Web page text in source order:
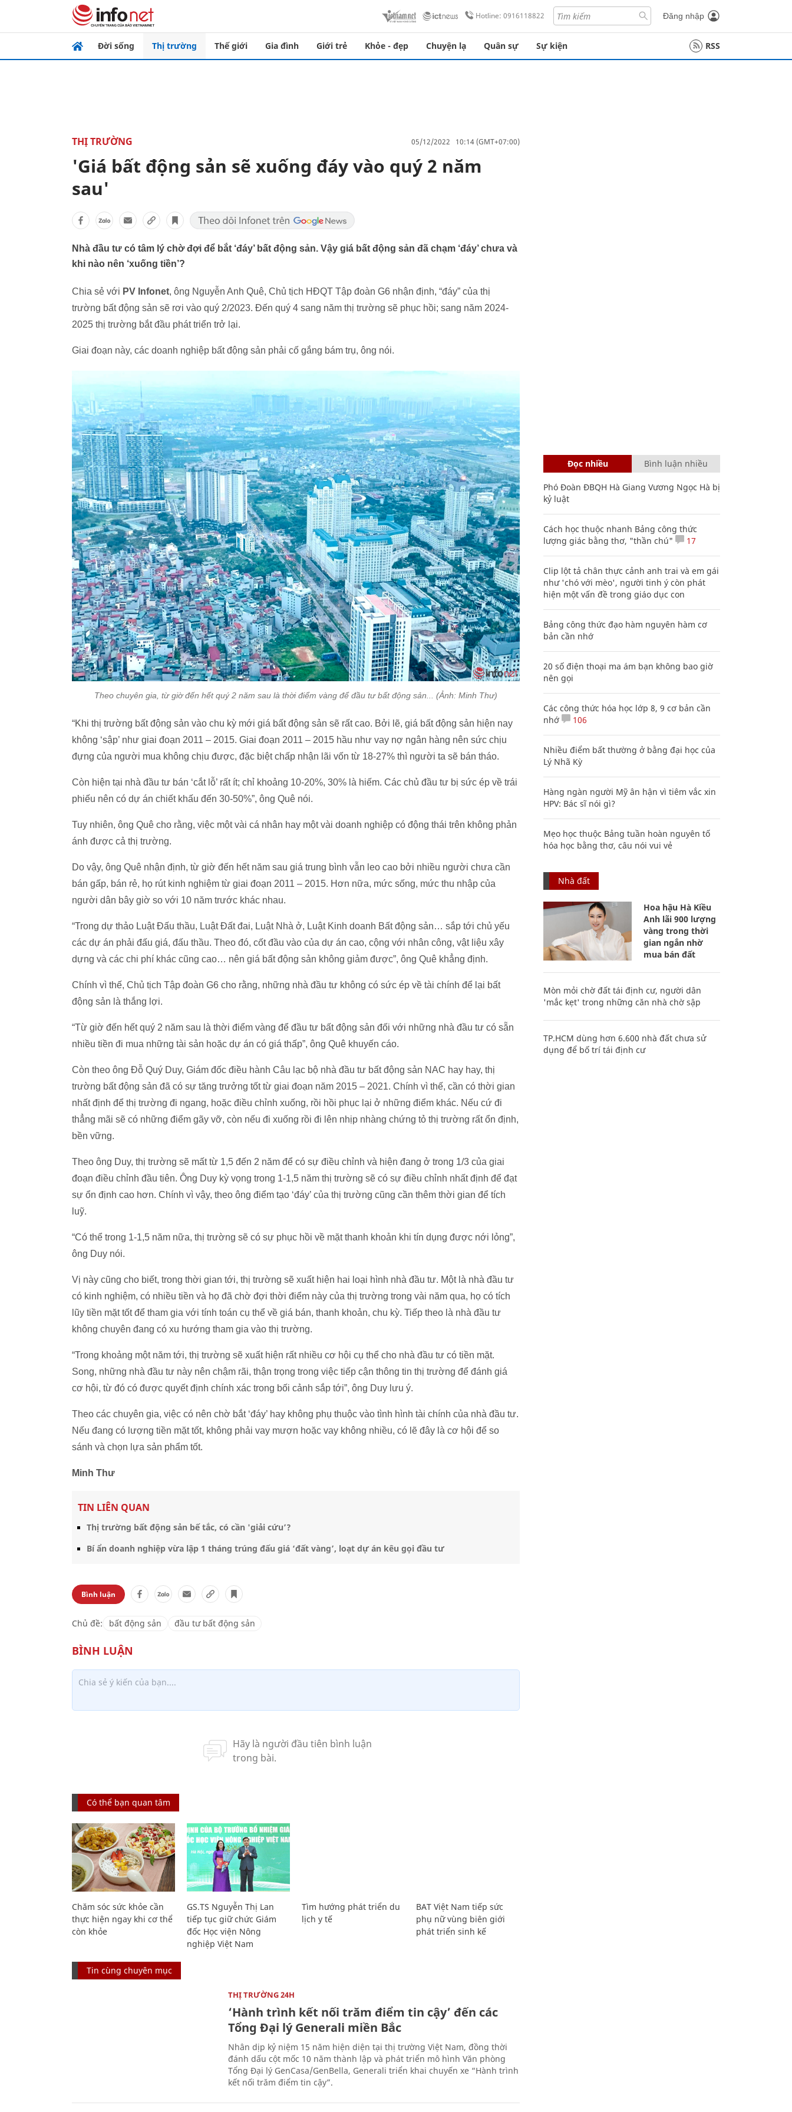
Hotline: 0916118822 Đăng nhập
Đời sống Thị trường Thế giới Gia đình Giới trẻ Khỏe - đẹp Chuyện lạ Quân sự Sự kiện RSS
THỊ TRƯỜNG 05/12/2022 10:14 (GMT+07:00)
'Giá bất động sản sẽ xuống đáy vào quý 2 năm
sau'
Nhà đầu tư có tâm lý chờ đợi để bắt ‘đáy’ bất động sản. Vậy giá bất động sản đã chạm ‘đáy’ chưa và
khi nào nên ‘xuống tiền’?
Chia sẻ với PV Infonet, ông Nguyễn Anh Quê, Chủ tịch HĐQT Tập đoàn G6 nhận định, “đáy” của thị
trường bất động sản sẽ rơi vào quý 2/2023. Đến quý 4 sang năm thị trường sẽ phục hồi; sang năm 2024-
2025 thị trường bắt đầu phát triển trở lại.
Giai đoạn này, các doanh nghiệp bất động sản phải cố gắng bám trụ, ông nói.
Theo chuyên gia, từ giờ đến hết quý 2 năm sau là thời điểm vàng để đầu tư bất động sản... (Ảnh: Minh Thư)
“Khi thị trường bất động sản vào chu kỳ mới giá bất động sản sẽ rất cao. Bởi lẽ, giá bất động sản hiện nay
không ‘sập’ như giai đoạn 2011 – 2015. Giai đoạn 2011 – 2015 hầu như vay nợ ngân hàng nên sức chịu
đựng của người mua không chịu được, đặc biệt chấp nhận lãi vốn từ 18-27% thì người ta sẽ bán tháo.
Còn hiện tại nhà đầu tư bán ‘cắt lỗ’ rất ít; chỉ khoảng 10-20%, 30% là hiếm. Các chủ đầu tư bị sức ép về trái
phiếu nên có dự án chiết khấu đến 30-50%”, ông Quê nói.
Tuy nhiên, ông Quê cho rằng, việc một vài cá nhân hay một vài doanh nghiệp có động thái trên không phản
ánh được cả thị trường.
Do vậy, ông Quê nhận định, từ giờ đến hết năm sau giá trung bình vẫn leo cao bởi nhiều người chưa cần
bán gấp, bán rẻ, họ rút kinh nghiệm từ giai đoạn 2011 – 2015. Hơn nữa, mức sống, mức thu nhập của
người dân bây giờ so với 10 năm trước khác nhau.
“Trong dự thảo Luật Đấu thầu, Luật Đất đai, Luật Nhà ở, Luật Kinh doanh Bất động sản… sắp tới chủ yếu
các dự án phải đấu giá, đấu thầu. Theo đó, cốt đầu vào của dự án cao, cộng với nhân công, vật liệu xây
dựng và các chi phí khác cũng cao… nên giá bất động sản không giảm được”, ông Quê khẳng định.
Chính vì thế, Chủ tịch Tập đoàn G6 cho rằng, những nhà đầu tư không có sức ép về tài chính để lại bất
động sản là thắng lợi.
“Từ giờ đến hết quý 2 năm sau là thời điểm vàng để đầu tư bất động sản đối với những nhà đầu tư có sẵn
nhiều tiền đi mua những tài sản hoặc dự án có giá thấp”, ông Quê khuyến cáo.
Còn theo ông Đỗ Quý Duy, Giám đốc điều hành Câu lạc bộ nhà đầu tư bất động sản NAC hay hay, thị
trường bất động sản đã có sự tăng trưởng tốt từ giai đoạn năm 2015 – 2021. Chính vì thế, cần có thời gian
nhất định để thị trường đi ngang, hoặc điều chỉnh xuống, rồi hồi phục lại ở những điểm khác. Nếu cứ đi
thẳng mãi sẽ có những điểm gãy vỡ, còn nếu đi xuống rồi đi lên nhịp nhàng chứng tỏ thị trường rất ổn định,
bền vững.
Theo ông Duy, thị trường sẽ mất từ 1,5 đến 2 năm để có sự điều chỉnh và hiện đang ở trong 1/3 của giai
đoạn điều chỉnh đầu tiên. Ông Duy kỳ vọng trong 1-1,5 năm thị trường sẽ có sự điều chỉnh nhất định để đạt
sự ổn định cao hơn. Chính vì vậy, theo ông điểm tạo ‘đáy’ của thị trường cũng cần thêm thời gian để tích
luỹ.
“Có thể trong 1-1,5 năm nữa, thị trường sẽ có sự phục hồi về mặt thanh khoản khi tín dụng được nới lỏng”,
ông Duy nói.
Vị này cũng cho biết, trong thời gian tới, thị trường sẽ xuất hiện hai loại hình nhà đầu tư. Một là nhà đầu tư
có kinh nghiệm, có nhiều tiền và họ đã chờ đợi thời điểm này của thị trường trong vài năm qua, họ có tích
lũy tiền mặt tốt để tham gia với tính toán cụ thể về giá bán, thanh khoản, chu kỳ. Tiếp theo là nhà đầu tư
không chuyên đang có xu hướng tham gia vào thị trường.
“Trong khoảng một năm tới, thị trường sẽ xuất hiện rất nhiều cơ hội cụ thể cho nhà đầu tư có tiền mặt.
Song, những nhà đầu tư này nên chậm rãi, thận trọng trong việc tiếp cận thông tin thị trường để đánh giá
cơ hội, từ đó có được quyết định chính xác trong bối cảnh sắp tới”, ông Duy lưu ý.
Theo các chuyên gia, việc có nên chờ bắt ‘đáy’ hay không phụ thuộc vào tình hình tài chính của nhà đầu tư.
Nếu đang có lượng tiền mặt tốt, không phải vay mượn hoặc vay không nhiều, có lẽ đây là cơ hội để so
sánh và chọn lựa sản phẩm tốt.
Minh Thư
TIN LIÊN QUAN
Thị trường bất động sản bế tắc, có cần 'giải cứu’?
Bí ẩn doanh nghiệp vừa lập 1 tháng trúng đấu giá ‘đất vàng’, loạt dự án kêu gọi đầu tư
Bình luận
Chủ đề: bất động sản đầu tư bất động sản
Có thể bạn quan tâm
Chăm sóc sức khỏe cần
thực hiện ngay khi cơ thể
còn khỏe
GS.TS Nguyễn Thị Lan
tiếp tục giữ chức Giám
đốc Học viện Nông
nghiệp Việt Nam
Tìm hướng phát triển du
lịch y tế
BAT Việt Nam tiếp sức
phụ nữ vùng biên giới
phát triển sinh kế
Tin cùng chuyên mục
THỊ TRƯỜNG 24H
‘Hành trình kết nối trăm điểm tin cậy’ đến các
Tổng Đại lý Generali miền Bắc
Nhân dịp kỷ niệm 15 năm hiện diện tại thị trường Việt Nam, đồng thời
đánh dấu cột mốc 10 năm thành lập và phát triển mô hình Văn phòng
Tổng Đại lý GenCasa/GenBella, Generali triển khai chuyến xe “Hành trình
kết nối trăm điểm tin cậy”.
Đọc nhiều Bình luận nhiều
Phó Đoàn ĐBQH Hà Giang Vương Ngọc Hà bị
kỷ luật
Cách học thuộc nhanh Bảng công thức
lượng giác bằng thơ, "thần chú"
17
Clip lột tả chân thực cảnh anh trai và em gái
như 'chó với mèo', người tinh ý còn phát
hiện một vấn đề trong giáo dục con
Bảng công thức đạo hàm nguyên hàm cơ
bản cần nhớ
20 số điện thoại ma ám bạn không bao giờ
nên gọi
Các công thức hóa học lớp 8, 9 cơ bản cần
nhớ
106
Nhiều điểm bất thường ở bằng đại học của
Lý Nhã Kỳ
Hàng ngàn người Mỹ ân hận vì tiêm vắc xin
HPV: Bác sĩ nói gì?
Mẹo học thuộc Bảng tuần hoàn nguyên tố
hóa học bằng thơ, câu nói vui vẻ
Nhà đất
Hoa hậu Hà Kiều
Anh lãi 900 lượng
vàng trong thời
gian ngắn nhờ
mua bán đất
Mòn mỏi chờ đất tái định cư, người dân
'mắc kẹt' trong những căn nhà chờ sập
TP.HCM dùng hơn 6.600 nhà đất chưa sử
dụng để bố trí tái định cư